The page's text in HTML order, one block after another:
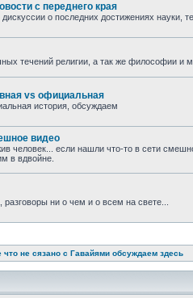
с переднего края
о последних достижениях науки,
течений религии, а так же философии и
vs официальная
история, обсуждаем
видео
человек... если нашли что-то в сети
в вдвойне.
ни о чем и о всем на свете...
не сязано с Гавайями обсуждаем здесь